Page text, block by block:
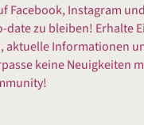
Facebook, Instagram
date zu bleiben! Erhalte
aktuelle Informationen
keine Neuigkeiten